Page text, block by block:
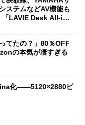
ステムなどAV機能も
LAVIE Desk All-in-
てたの？」80％OFF
の本気が凄すぎる
化――5120×2880ピ